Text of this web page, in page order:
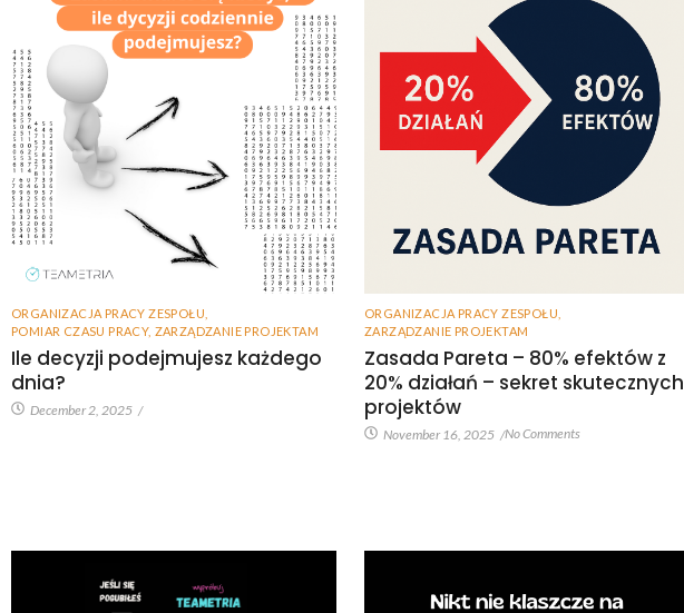
ORGANIZACJA PRACY ZESPOŁU
POMIAR CZASU PRACY, ZARZĄDZANIE PROJEKTAM
Ile decyzji podejmujesz każdego
dnia?
December 2, 2025 /
ORGANIZACJA PRACY ZESPOŁU
ZARZĄDZANIE PROJEKTAM
Zasada Pareta – 80% efektów z
20% działań – sekret skutecznych
projektów
November 16, 2025 /No Comments